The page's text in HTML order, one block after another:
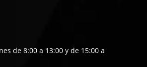
de 8:00 a 13:00 y de 15:00 a